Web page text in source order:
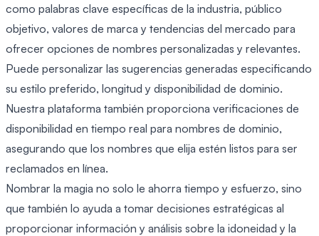
como palabras clave específicas de la industria, público
objetivo, valores de marca y tendencias del mercado para
ofrecer opciones de nombres personalizadas y relevantes.
Puede personalizar las sugerencias generadas especificando
su estilo preferido, longitud y disponibilidad de dominio.
Nuestra plataforma también proporciona verificaciones de
disponibilidad en tiempo real para nombres de dominio,
asegurando que los nombres que elija estén listos para ser
reclamados en línea.
Nombrar la magia no solo le ahorra tiempo y esfuerzo, sino
que también lo ayuda a tomar decisiones estratégicas al
proporcionar información y análisis sobre la idoneidad y la